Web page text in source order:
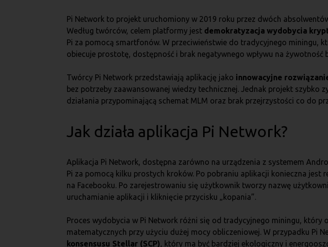
Pi Network to projekt uruchomiony w 2019 roku przez dwóch
Według twórców, celem platformy jest demokratyzacja wydobycia
Pi za pomocą smartfonów. W przeciwieństwie do tradycyjnego miningu,
obiecuje prostotę, dostępność i brak negatywnego wpływu na żywotność
Twórcy Pi Network przedstawiają aplikację jako innowacyjne
bez potrzeby zaawansowanej wiedzy technicznej. Jednak projekt szybko
działania przypominającą schemat MLM oraz brak przejrzystości co do
Jak działa aplikacja Pi Network?
Aplikacja Pi Network, dostępna zarówno na urządzenia z systemem
Pi za pomocą kilku prostych kroków. Po pobraniu aplikacji konieczna
na Facebooku. Po zarejestrowaniu się użytkownik tworzy nazwę
uruchamianie aplikacji i kliknięcie przycisku „kopania”.
Proces wydobycia w Pi Network różni się od tradycyjnego miningu,
matematycznych przy użyciu dużej mocy obliczeniowej. W przypadku Pi
konsensusu Stellar (SCP), który ma być bardziej ekologiczny i